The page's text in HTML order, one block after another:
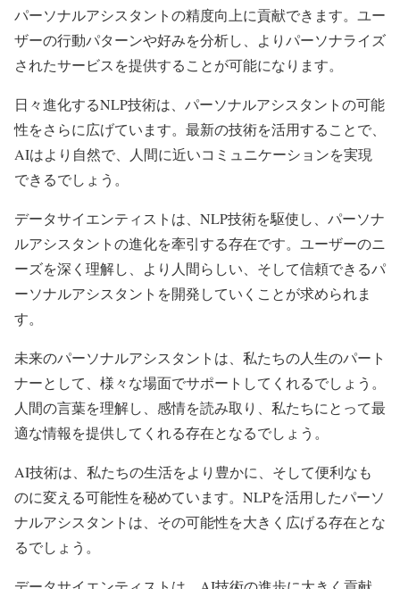
パーソナルアシスタントの精度向上に貢献できます。ユー
ザーの行動パターンや好みを分析し、よりパーソナライズ
されたサービスを提供することが可能になります。
日々進化するNLP技術は、パーソナルアシスタントの可能
性をさらに広げています。最新の技術を活用することで、
AIはより自然で、人間に近いコミュニケーションを実現
できるでしょう。
データサイエンティストは、NLP技術を駆使し、パーソナ
ルアシスタントの進化を牽引する存在です。ユーザーのニ
ーズを深く理解し、より人間らしい、そして信頼できるパ
ーソナルアシスタントを開発していくことが求められま
す。
未来のパーソナルアシスタントは、私たちの人生のパート
ナーとして、様々な場面でサポートしてくれるでしょう。
人間の言葉を理解し、感情を読み取り、私たちにとって最
適な情報を提供してくれる存在となるでしょう。
AI技術は、私たちの生活をより豊かに、そして便利なも
のに変える可能性を秘めています。NLPを活用したパーソ
ナルアシスタントは、その可能性を大きく広げる存在とな
るでしょう。